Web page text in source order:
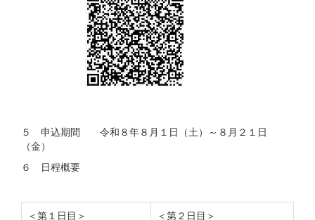
５ 申込期間 令和８年８月１日（土）～８月２１日
（金）
６ 日程概要
＜第１日目＞
＜第２日目＞